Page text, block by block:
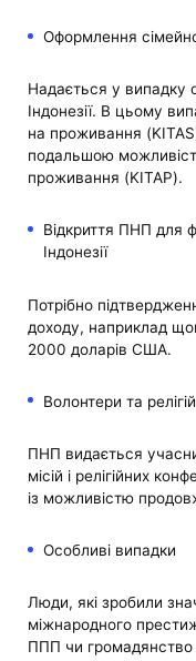
Оформлення
Надається у випадку
Індонезії. В цьому
на проживання
подальшою
проживання (KITAP).
Відкриття ПНП для
Індонезії
Потрібно
доходу, наприклад
2000 доларів США.
Волонтери та
ПНП видається
місій і релігійних
із можливістю
Особливі випадки
Люди, які зробили
міжнародного
ППП чи громадянство